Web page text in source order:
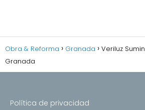
Obra & Reforma Granada
Veriluz
Granada
Política de privacidad